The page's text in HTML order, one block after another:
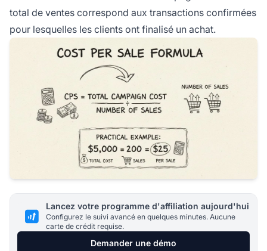
total de ventes correspond aux transactions confirmées
pour lesquelles les clients ont finalisé un achat.
Lancez votre programme d'affiliation aujourd'hui
Configurez le suivi avancé en quelques minutes. Aucune
carte de crédit requise.
Demander une démo